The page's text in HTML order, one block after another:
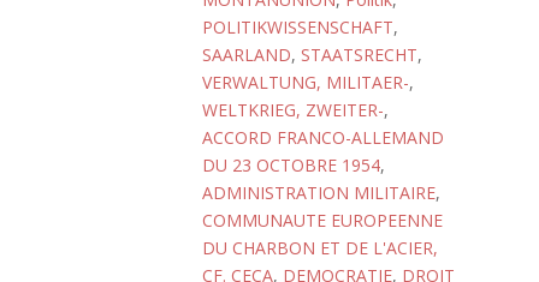
POLITIKWISSENSCHAFT,
SAARLAND, STAATSRECHT,
VERWALTUNG, MILITAER-,
WELTKRIEG, ZWEITER-,
ACCORD FRANCO-ALLEMAND
DU 23 OCTOBRE 1954,
ADMINISTRATION MILITAIRE,
COMMUNAUTE EUROPEENNE
DU CHARBON ET DE L'ACIER,
CF. CECA, DEMOCRATIE, DROIT